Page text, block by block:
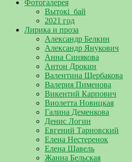
Фотогалерея
Вытокі_бай
2021 год
Лирика и проза
Александр Белкин
Александр Янукович
Анна Синякова
Антон Дрокин
Валентина Щербакова
Валерия Пименова
Викентий Карпович
Виолетта Новицкая
Галина Деменкова
Денис Логин
Евгений Тарновский
Елена Нестеренок
Елена Шавель
Жанна Бельская